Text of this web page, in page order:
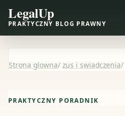
LegalUp
PRAKTYCZNY BLOG PRAWNY
Strona glowna/ zus i swiadczenia/
PRAKTYCZNY PORADNIK